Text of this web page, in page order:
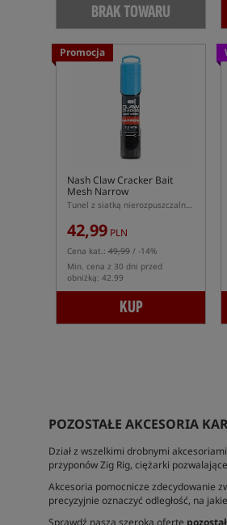
BRAK TOWARU
Promocja
Nash Claw Cracker Bait
Mesh Narrow
Tunel z siatką nierozpuszczalną w rozmiarze Narrow (23mm)
42,99 PLN
Cena kat.: 49,99 / -14%
Min. cena z 30 dni przed
obniżką: 42.99
KUP
POZOSTAŁE AKCESORIA
Dział z wszelkimi drobnymi
przyponów Zig Rig, ciężarki
Akcesoria pomocnicze zdecydowanie
precyzyjnie oznaczyć odległość, na
Sprawdź naszą szeroką ofertę